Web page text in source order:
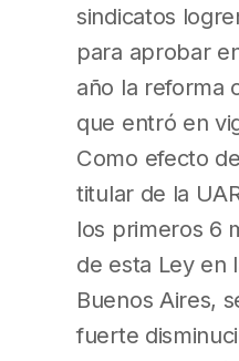
sindicatos
para aprobar
año la reforma
que entró en
Como efecto
titular de la
los primeros 6
de esta Ley en
Buenos Aires,
fuerte